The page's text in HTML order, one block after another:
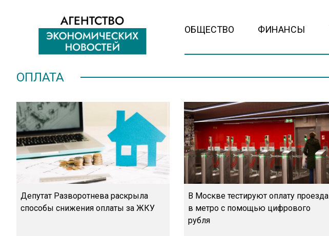
ОБЩЕСТВО ФИНАНСЫ
ОПЛАТА
Депутат Разворотнева раскрыла
способы снижения оплаты за ЖКУ
В Москве тестируют оплату проезда
в метро с помощью цифрового
рубля